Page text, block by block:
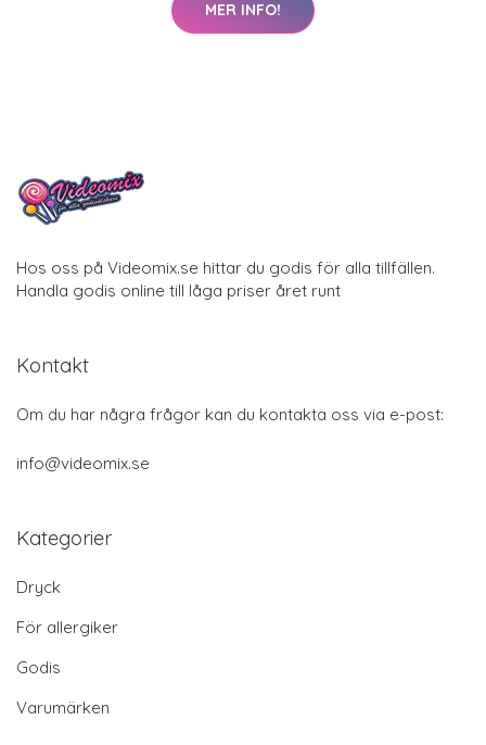
MER INFO!
Hos oss på Videomix.se hittar du godis för alla tillfällen.
Handla godis online till låga priser året runt
Kontakt
Om du har några frågor kan du kontakta oss via e-post:
info@videomix.se
Kategorier
Dryck
För allergiker
Godis
Varumärken